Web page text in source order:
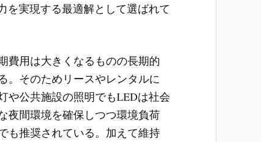
を実現する最適解として選ばれて
費用は大きくなるものの長期的
。そのためリースやレンタルに
や公共施設の照明でもLEDは社会
夜間環境を確保しつつ環境負荷
も推奨されている。加えて維持